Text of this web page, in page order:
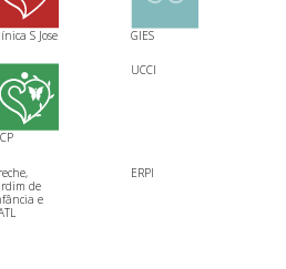
GIES
S Jose
UCCI
ERPI
de
e